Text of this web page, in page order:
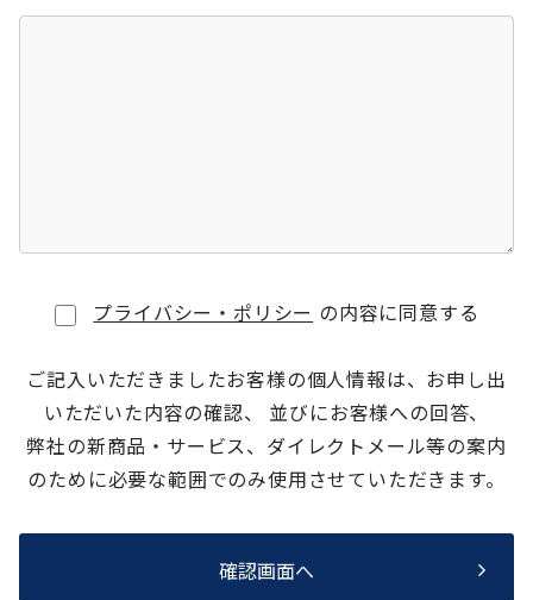
プライバシー・ポリシー の内容に同意する
ご記入いただきましたお客様の個人情報は、お申し出
いただいた内容の確認、 並びにお客様への回答、
弊社の新商品・サービス、ダイレクトメール等の案内
のために必要な範囲でのみ使用させていただきます。
確認画面へ